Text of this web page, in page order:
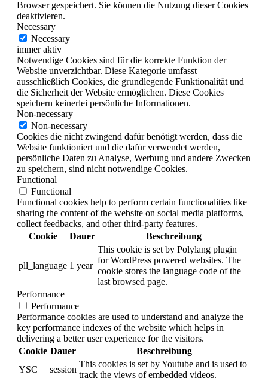
Browser gespeichert. Sie können die Nutzung dieser Cookies
deaktivieren.
Necessary
Necessary
immer aktiv
Notwendige Cookies sind für die korrekte Funktion der
Website unverzichtbar. Diese Kategorie umfasst
ausschließlich Cookies, die grundlegende Funktionalität und
die Sicherheit der Website ermöglichen. Diese Cookies
speichern keinerlei persönliche Informationen.
Non-necessary
Non-necessary
Cookies die nicht zwingend dafür benötigt werden, dass die
Website funktioniert und die dafür verwendet werden,
persönliche Daten zu Analyse, Werbung und andere Zwecken
zu speichern, sind nicht notwendige Cookies.
Functional
Functional
Functional cookies help to perform certain functionalities like
sharing the content of the website on social media platforms,
collect feedbacks, and other third-party features.
Cookie
Dauer Beschreibung
pll_language 1 year
This cookie is set by Polylang plugin
for WordPress powered websites. The
cookie stores the language code of the
last browsed page.
Performance
Performance
Performance cookies are used to understand and analyze the
key performance indexes of the website which helps in
delivering a better user experience for the visitors.
Cookie Dauer
Beschreibung
YSC
session
This cookies is set by Youtube and is used to
track the views of embedded videos.